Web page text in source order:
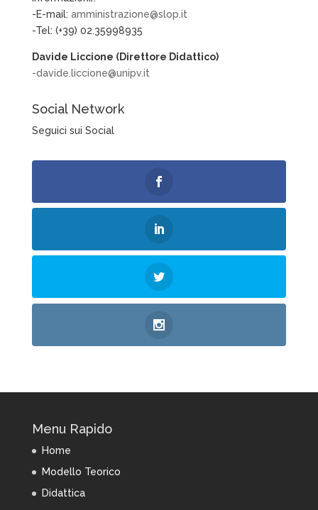
-E-mail: amministrazione@slop.it
-Tel: (+39) 02.35998935
Davide Liccione (Direttore Didattico)
-davide.liccione@unipv.it
Social Network
Seguici sui Social
Menu Rapido
Home
Modello Teorico
Didattica